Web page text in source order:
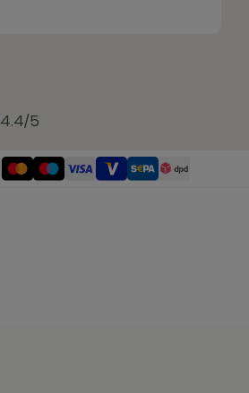
4.4/5